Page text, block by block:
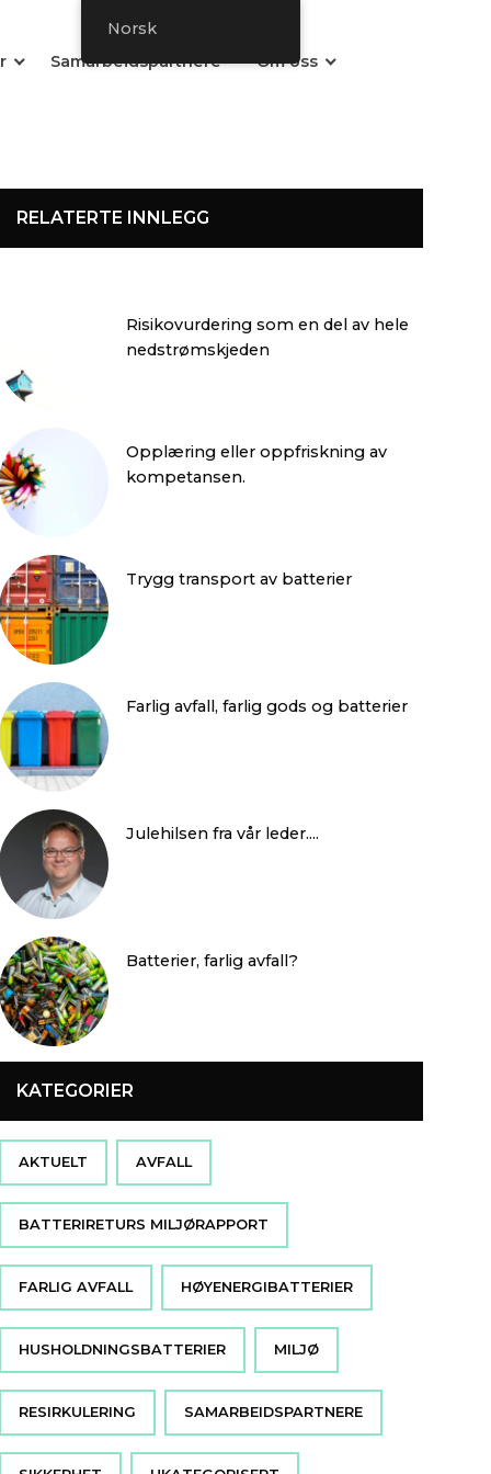
Samarbeidspartnere
Om oss
RELATERTE INNLEGG
Risikovurdering som en del av hele
nedstrømskjeden
Opplæring eller oppfriskning av
kompetansen.
Trygg transport av batterier
Farlig avfall, farlig gods og batterier
Julehilsen fra vår leder....
Batterier, farlig avfall?
KATEGORIER
AKTUELT AVFALL
BATTERIRETURS MILJØRAPPORT
FARLIG AVFALL HØYENERGIBATTERIER
HUSHOLDNINGSBATTERIER MILJØ
RESIRKULERING SAMARBEIDSPARTNERE
Norsk